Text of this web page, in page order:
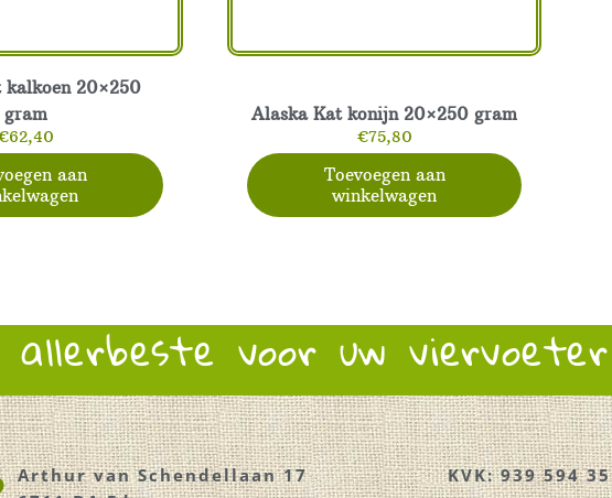
kalkoen 20×250
gram
62,40
aan
Alaska Kat konijn 20×250 gram
€75,80
Toevoegen aan
winkelwagen
allerbeste voor uw viervoeter
Arthur van Schendellaan 17
KVK: 939 594 35